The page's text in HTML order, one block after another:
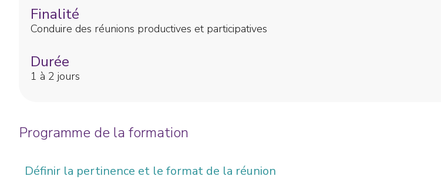
Finalité
Conduire des réunions productives et participatives
Durée
1 à 2 jours
Programme de la formation
Définir la pertinence et le format de la réunion